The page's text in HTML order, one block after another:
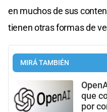
en muchos de sus
tienen otras formas de
MIRÁ TAMBIÉN
que
por